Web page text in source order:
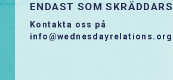
ENDAST SOM
Kontakta oss på
info@wednesdayrelations.org